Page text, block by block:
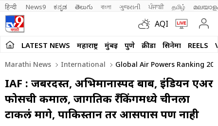
हिन्दी News9 ಕನ್ನಡ తెలుగు বাংলা ગુજરાતી ਪੰਜਾਬੀ தமிழ்
AQI
LATEST NEWS महाराष्ट्र मुंबई पुणे क्रीडा सिनेमा REELS
Marathi News International Global Air Powers Ranking
IAF : जबरदस्त, अभिमानास्पद बाब, इंडियन एअर
फोर्सची कमाल, जागतिक रँकिंगमध्ये चीनला
टाकलं मागे, पाकिस्तान तर आसपास पण नाही